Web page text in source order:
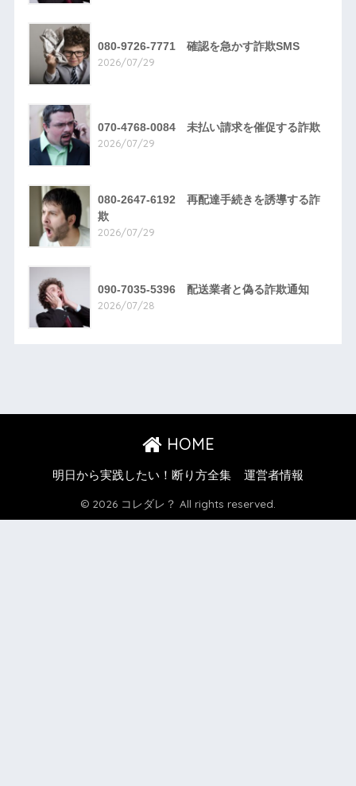
080-9726-7771 確認を急かす詐欺SMS
2026/07/29
070-4768-0084 未払い請求を催促する詐欺
2026/07/29
080-2647-6192 再配達手続きを誘導する詐
欺
2026/07/29
090-7035-5396 配送業者と偽る詐欺通知
2026/07/28
HOME
明日から実践したい！断り方全集 運営者情報
© 2026 コレダレ？ All rights reserved.